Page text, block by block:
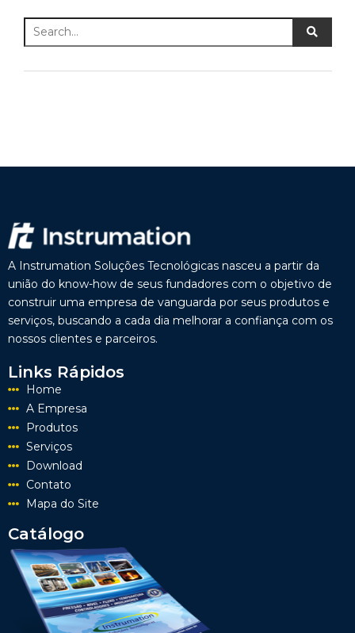
A Instrumation Soluções Tecnológicas nasceu a partir da
união do know-how de seus fundadores com o objetivo de
construir uma empresa de vanguarda por seus produtos e
serviços, buscando a cada dia melhorar a confiança com os
nossos clientes e parceiros.
Links Rápidos
Home
A Empresa
Produtos
Serviços
Download
Contato
Mapa do Site
Catálogo